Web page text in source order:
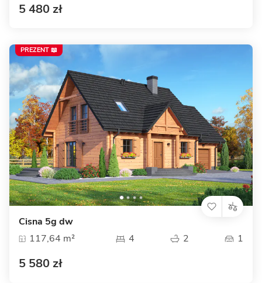
5 480 zł
Cisna 5g dw
117,64 m²
4 2 1
5 580 zł
PREZENT 📖